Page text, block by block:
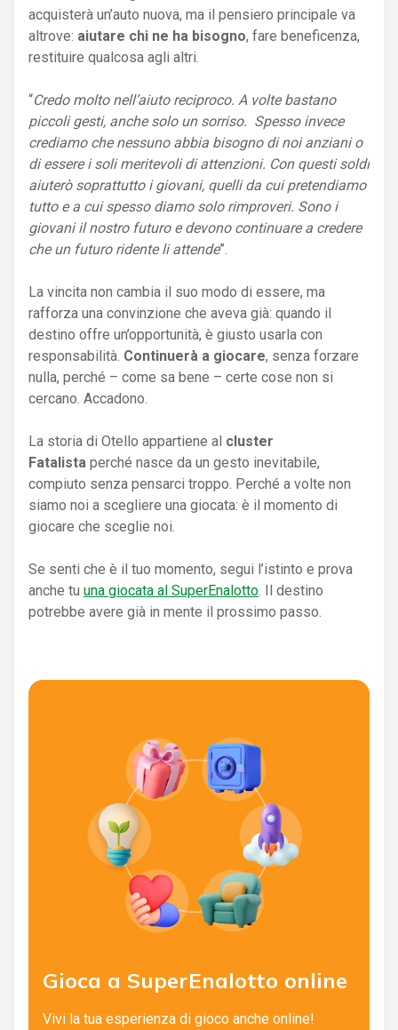
acquisterà un’auto nuova, ma il pensiero principale va
altrove: aiutare chi ne ha bisogno, fare beneficenza,
restituire qualcosa agli altri.
“Credo molto nell’aiuto reciproco. A volte bastano
piccoli gesti, anche solo un sorriso. Spesso invece
crediamo che nessuno abbia bisogno di noi anziani o
di essere i soli meritevoli di attenzioni. Con questi soldi
aiuterò soprattutto i giovani, quelli da cui pretendiamo
tutto e a cui spesso diamo solo rimproveri. Sono i
giovani il nostro futuro e devono continuare a credere
che un futuro ridente li attende”.
La vincita non cambia il suo modo di essere, ma
rafforza una convinzione che aveva già: quando il
destino offre un’opportunità, è giusto usarla con
responsabilità. Continuerà a giocare, senza forzare
nulla, perché – come sa bene – certe cose non si
cercano. Accadono.
La storia di Otello appartiene al cluster
Fatalista perché nasce da un gesto inevitabile,
compiuto senza pensarci troppo. Perché a volte non
siamo noi a scegliere una giocata: è il momento di
giocare che sceglie noi.
Se senti che è il tuo momento, segui l’istinto e prova
anche tu una giocata al SuperEnalotto . Il destino
potrebbe avere già in mente il prossimo passo.
Gioca a SuperEnalotto online
Vivi la tua esperienza di gioco anche online!